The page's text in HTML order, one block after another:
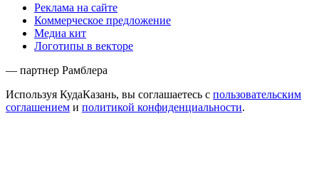
Реклама на сайте
Коммерческое предложение
Медиа кит
Логотипы в векторе
— партнер Рамблера
Используя КудаКазань, вы соглашаетесь с пользовательским
соглашением и политикой конфиденциальности.